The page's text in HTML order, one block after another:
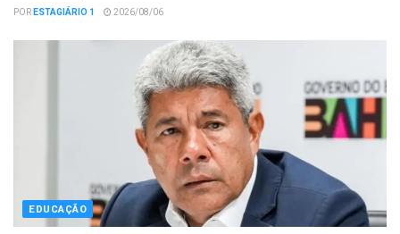
PORESTAGIÁRIO 1 2026/08/06
EDUCAÇÃO